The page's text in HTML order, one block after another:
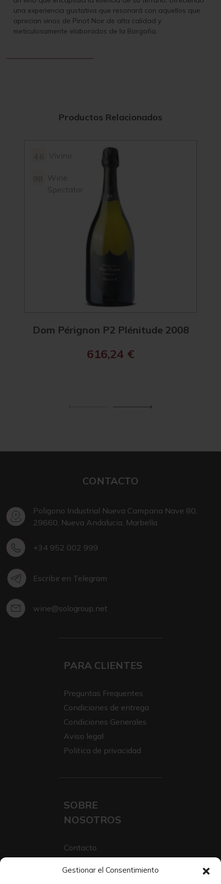
Gestionar el Consentimiento
una experiencia gustativa que resonará con aquellos que
aprecian vinos de Pinot Noir de alta calidad y
meticulosamente elaborados de la Borgoña.
Productos Relacionados
Vivino
Wine
Spectator
Dom Pérignon P2 Plénitude 2008
616,24 €
CONTACTO
Poligono Industrial Nueva Campana Nave 80,
29660, Nueva Andalucia, Marbella
+34 952 002 999
Escribir en Telegram
wine@sologroup.net
PARA CLIENTES
Preguntas Frequentes
Condiciones de entrega
Condiciones Generales
Aviso legal
Politica de privacidad
SOBRE
NOSOTROS
Contacto